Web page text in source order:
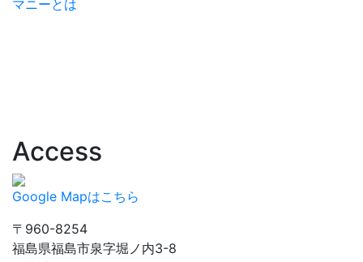
マニーとは
Access
Google Mapはこちら
〒960-8254
福島県福島市泉字堀ノ内3-8